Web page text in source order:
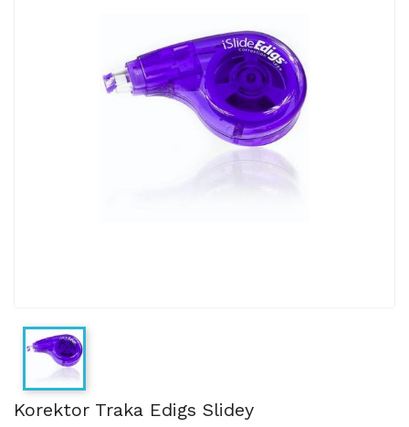
Korektor Traka Edigs Slidey